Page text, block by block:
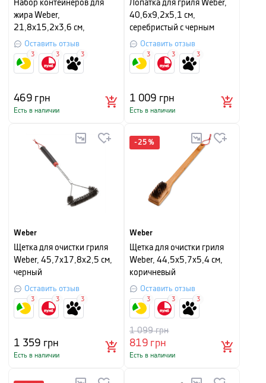
Набор контейнеров для
жира Weber,
21,8х15,2х3,6 см,
серебристый, 10 шт
Оставить отзыв
469грн
Есть в наличии
3 3 3
Лопатка для гриля Weber,
40,6х9,2х5,1 см,
серебристый с черным
Оставить отзыв
1 009 грн
Есть в наличии
3 3 3
Weber
Щетка для очистки гриля
Weber, 45,7х17,8х2,5 см,
черный
Оставить отзыв
1 359 грн
Есть в наличии
3 3 3
-25 %
Weber
Щетка для очистки гриля
Weber, 44,5х5,7х5,4 см,
коричневый
Оставить отзыв
819грн
1 099грн
Есть в наличии
3 3 3